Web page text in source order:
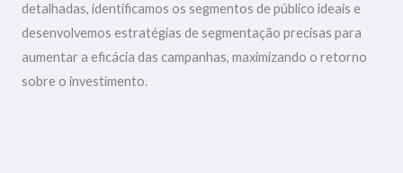
detalhadas, identificamos os segmentos de público ideais e
desenvolvemos estratégias de segmentação precisas para
aumentar a eficácia das campanhas, maximizando o retorno
sobre o investimento.